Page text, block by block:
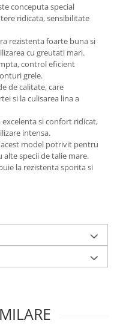
conceputa special
ridicata, sensibilitate
rezistenta foarte buna si
cu greutati mari.
control eficient
grele.
de calitate, care
si la culisarea lina a
si confort ridicat,
intensa.
acest model potrivit pentru
alte specii de talie mare.
la rezistenta sporita si